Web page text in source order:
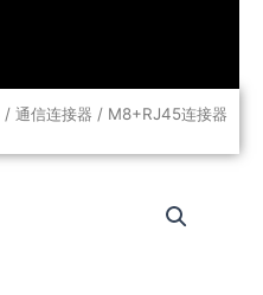
/ 通信连接器 / M8+RJ45连接器